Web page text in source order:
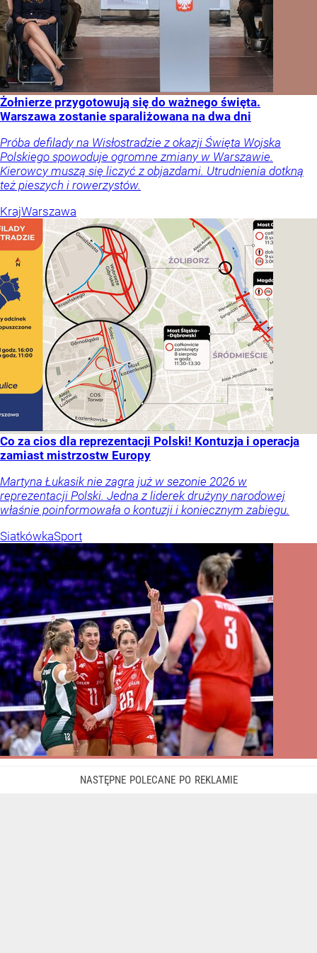
Żołnierze przygotowują się do ważnego święta.
Warszawa zostanie sparaliżowana na dwa dni
Próba defilady na Wisłostradzie z okazji Święta Wojska
Polskiego spowoduje ogromne zmiany w Warszawie.
Kierowcy muszą się liczyć z objazdami. Utrudnienia dotkną
też pieszych i rowerzystów.
KrajWarszawa
Co za cios dla reprezentacji Polski! Kontuzja i operacja
zamiast mistrzostw Europy
Martyna Łukasik nie zagra już w sezonie 2026 w
reprezentacji Polski. Jedna z liderek drużyny narodowej
właśnie poinformowała o kontuzji i koniecznym zabiegu.
SiatkówkaSport